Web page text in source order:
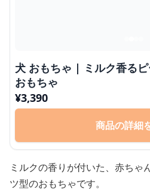
犬 おもちゃ | ミルク香る
おもちゃ
¥3,390
商品の詳細
ミルクの香りが付いた、赤ちゃ
ツ型のおもちゃです。